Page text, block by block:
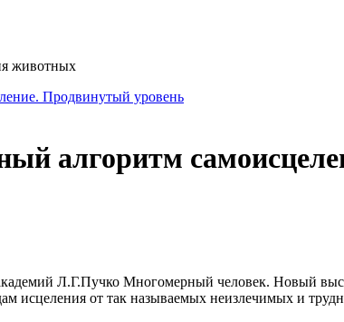
животных
Продвинутый уровень
алгоритм
Л.Г.Пучко Многомерный человек. Новый
исцеления от так называемых неизлечимых и